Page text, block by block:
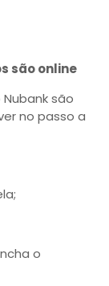
são online
são
no passo a
o